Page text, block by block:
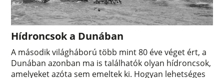
Hídroncsok a Dunában
A második világháború több mint 80 éve véget ért, a
Dunában azonban ma is találhatók olyan hídroncsok,
amelyeket azóta sem emeltek ki. Hogyan lehetséges